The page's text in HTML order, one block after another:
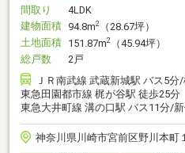
間取り
4LDK
建物面積 94.8m2
（28.67坪）
土地面積 151.87m2
（45.94坪）
総戸数
2戸
ＪＲ南武線 武蔵新城駅 バス5分
東急田園都市線 梶が谷駅 徒歩25分
東急大井町線 溝の口駅 バス11分/
神奈川県川崎市宮前区野川本町